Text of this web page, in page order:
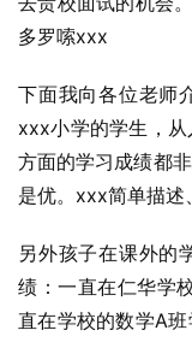
多罗嗦xxx
下面我向各位老师
xxx小学的学生，
方面的学习成绩都
是优。xxx简单描述
另外孩子在课外的
绩：一直在仁华学
直在学校的数学A